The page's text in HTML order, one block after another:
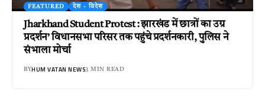
FEATURED देश - विदेश
Jharkhand Student Protest : झारखंड में छात्रों का उग्र
प्रदर्शन’ विधानसभा परिसर तक पहुंचे प्रदर्शनकारी, पुलिस ने
संभाला मोर्चा
BYHUM VATAN NEWS3 MIN READ